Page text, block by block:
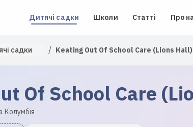
Дитячі садки Школи Статті Про
садки / Keating Out Of School Care (Lions Hall)
Of School Care
Колумбія